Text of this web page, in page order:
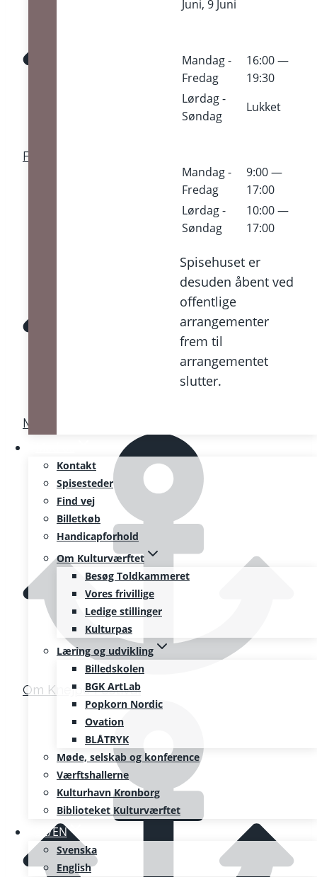
Juni, 9 Juni
Mandag -
Fredag
16:00 —
19:30
Lørdag -
Søndag
Lukket
Mandag -
Fredag
9:00 —
17:00
Lørdag -
Søndag
10:00 —
17:00
Spisehuset er
desuden åbent ved
offentlige
arrangementer
frem til
arrangementet
slutter.
Kontakt
Spisesteder
Find vej
Billetkøb
Handicapforhold
Om Kulturværftet
Besøg Toldkammeret
Vores frivillige
Ledige stillinger
Kulturpas
Læring og udvikling
Billedskolen
BGK ArtLab
Popkorn Nordic
Ovation
BLÅTRYK
Møde, selskab og konference
Værftshallerne
Kulturhavn Kronborg
Biblioteket Kulturværftet
SE/EN
Svenska
English
Find Knejpen
Med i båden
Om Knejpe Festival